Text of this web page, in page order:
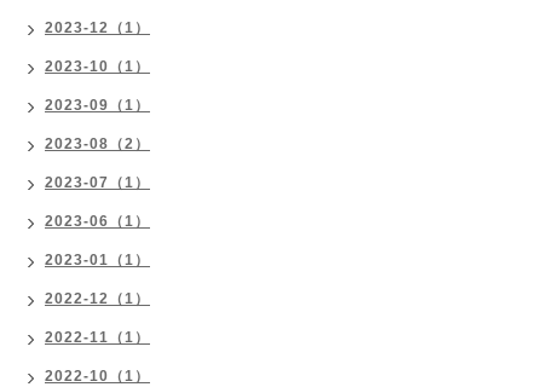
2023-12（1）
2023-10（1）
2023-09（1）
2023-08（2）
2023-07（1）
2023-06（1）
2023-01（1）
2022-12（1）
2022-11（1）
2022-10（1）